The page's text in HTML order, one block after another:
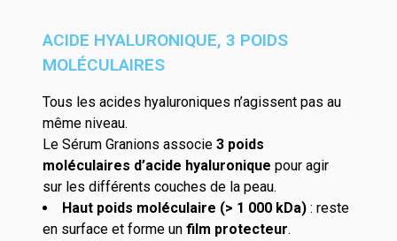
ACIDE HYALURONIQUE, 3 POIDS
MOLÉCULAIRES
Tous les acides hyaluroniques n’agissent pas au
même niveau.
Le Sérum Granions associe 3 poids
moléculaires d’acide hyaluronique pour agir
sur les différents couches de la peau.
Haut poids moléculaire (> 1 000 kDa) : reste
en surface et forme un film protecteur.